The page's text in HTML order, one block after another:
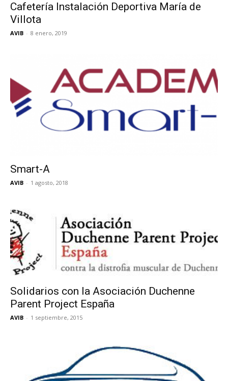
Cafetería Instalación Deportiva María de
Villota
AVIB - 8 enero, 2019
Smart-A
AVIB - 1 agosto, 2018
Solidarios con la Asociación Duchenne
Parent Project España
AVIB - 1 septiembre, 2015